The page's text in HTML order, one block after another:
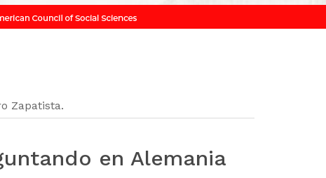
Zapatista.
en Alemania